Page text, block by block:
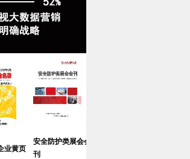
安全防护类展会会
刊
中国珠宝采购企业